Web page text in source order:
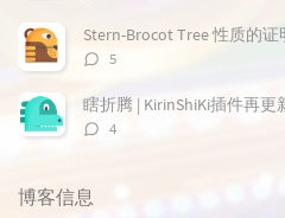
数：
Stern-Brocot Tree 性质的证
评
数：
5
瞎折腾 | KirinShiKi插件再更
评
4
博客信息